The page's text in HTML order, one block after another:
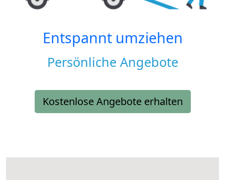
Entspannt umziehen
Persönliche Angebote
Kostenlose Angebote erhalten